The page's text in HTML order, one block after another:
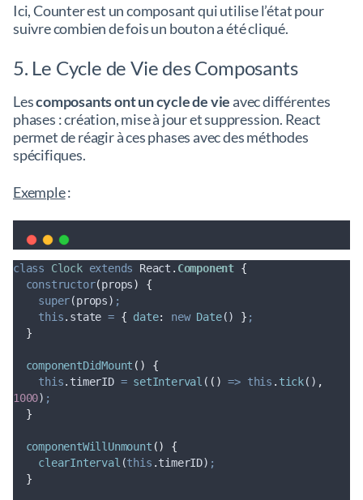
Ici, Counter est un composant qui utilise l’état pour
suivre combien de fois un bouton a été cliqué.
5. Le Cycle de Vie des Composants
Lescomposants ont un cycle de vieavec différentes
phases : création, mise à jour et suppression. React
permet de réagir à ces phases avec des méthodes
spécifiques.
Exemple:
class Clock extends React . Component {
constructor(props)
{
super(props) ;
this. state = { date: new Date() } ;
}
componentDidMount ()
{
this. timerID = setInterval ( () => this . tick() ,
1000) ;
}
componentWillUnmount ()
{
clearInterval (this .timerID) ;
}